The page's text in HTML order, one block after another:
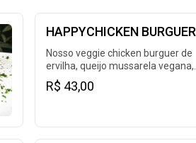
HAPPYCHICKEN BURGUER
Nosso veggie chicken burguer de
ervilha, queijo mussarela vegana,
alface americana, tomate, cebola
roxa, maionese loving hut e picles.
R$ 43,00